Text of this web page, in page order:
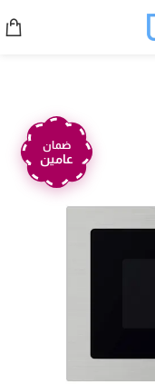
ضمان
عامين